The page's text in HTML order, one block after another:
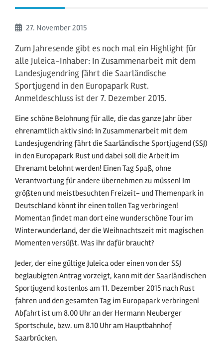
Beginn:
27. November2015
Zum Jahresende gibt es noch mal ein Highlight für
alle Juleica-Inhaber: In Zusammenarbeit mit dem
Landesjugendring fährt die Saarländische
Sportjugend in den Europapark Rust.
Anmeldeschluss ist der 7. Dezember 2015.
Eine schöne Belohnung für alle, die das ganze Jahr über
ehrenamtlich aktiv sind: In Zusammenarbeit mit dem
Landesjugendring fährt die Saarländische Sportjugend (SSJ)
in den Europapark Rust und dabei soll die Arbeit im
Ehrenamt belohnt werden! Einen Tag Spaß, ohne
Verantwortung für andere übernehmen zu müssen! Im
größten und meistbesuchten Freizeit- und Themenpark in
Deutschland könnt ihr einen tollen Tag verbringen!
Momentan findet man dort eine wunderschöne Tour im
Winterwunderland, der die Weihnachtszeit mit magischen
Momenten versüßt. Was ihr dafür braucht?
Jeder, der eine gültige Juleica oder einen von der SSJ
beglaubigten Antrag vorzeigt, kann mit der Saarländischen
Sportjugend kostenlos am 11. Dezember 2015 nach Rust
fahren und den gesamten Tag im Europapark verbringen!
Abfahrt ist um 8.00 Uhr an der Hermann Neuberger
Sportschule, bzw. um 8.10 Uhr am Hauptbahnhof
Saarbrücken.